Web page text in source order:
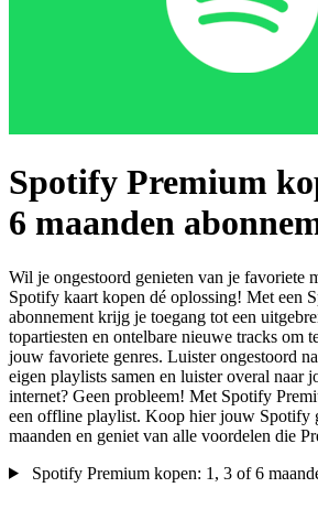
Spotify Premium
6 maanden
Wil je ongestoord genieten van je favoriete
Spotify kaart kopen dé oplossing! Met een
abonnement krijg je toegang tot een
topartiesten en ontelbare nieuwe tracks om
jouw favoriete genres. Luister ongestoord
eigen playlists samen en luister overal naar
internet? Geen probleem! Met Spotify
een offline playlist. Koop hier jouw Spotify
maanden en geniet van alle voordelen die
Spotify Premium kopen: 1, 3 of 6